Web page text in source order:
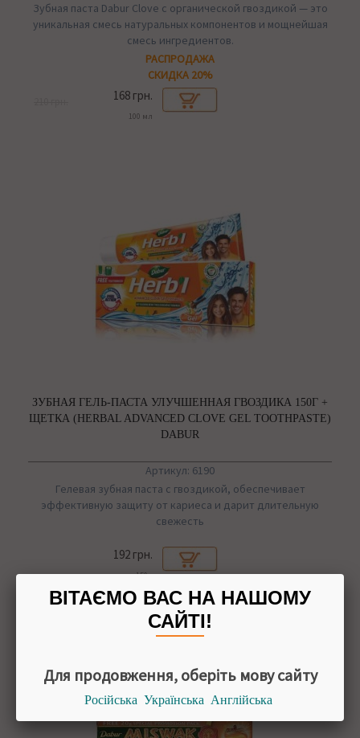
Зубная паста Dabur Clove с органической гвоздикой — это
уникальная смесь натуральных компонентов и мощнейшая
смесь ингредиентов.
РАСПРОДАЖА
СКИДКА 20%
168 грн.
100 мл
ЗУБНАЯ ГЕЛЬ-ПАСТА УЛУЧШЕННАЯ ГВОЗДИКА 150Г +
ЩЕТКА (HERBAL ADVANCED CLOVE GEL TOOTHPASTE)
DABUR
Артикул: 6190
Гелевая зубная паста с гвоздикой, обеспечивает
эффективную защиту от кариеса и дарит длительную
свежесть
192 грн.
150 г
ВІТАЄМО ВАС НА НАШОМУ
САЙТІ!
Для продовження, оберіть мову сайту
Російська Українська Англійська